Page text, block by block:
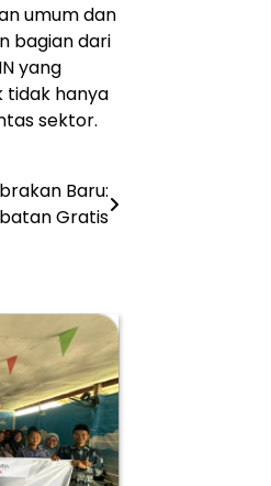
umum dan
bagian dari
yang
tidak hanya
sektor.
Baru:
Gratis